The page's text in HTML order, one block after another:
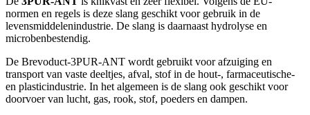
normen en regels is deze slang geschikt voor gebruik in de
levensmiddelenindustrie. De slang is daarnaast hydrolyse en
microbenbestendig.
De Brevoduct-3PUR-ANT wordt gebruikt voor afzuiging en
transport van vaste deeltjes, afval, stof in de hout-, farmaceutische-
en plasticindustrie. In het algemeen is de slang ook geschikt voor
doorvoer van lucht, gas, rook, stof, poeders en dampen.